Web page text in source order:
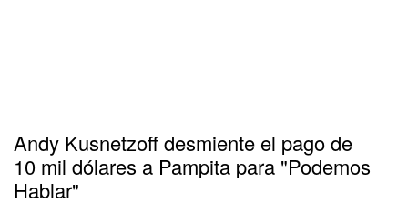
Andy Kusnetzoff desmiente el pago de
10 mil dólares a Pampita para "Podemos
Hablar"